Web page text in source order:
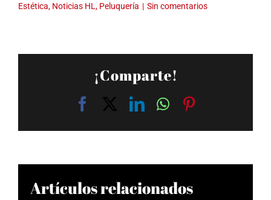
Estética, Noticias HL , Peluquería | Sin comentarios
¡Comparte!
FacebookLinkedInWhatsApp
Artículos relacionados